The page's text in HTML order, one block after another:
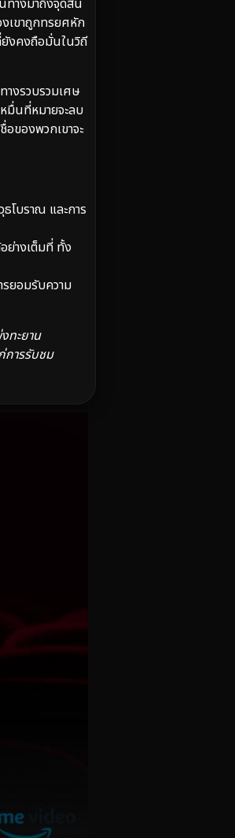
ทางมาถึงจุดสิ้น
เขาถูกทรยศหัก
ยังคงถือมั่นในวิถี
างรวบรวมเศษ
มื่นที่หมายจะลบ
ของพวกเขาจะ
โบราณ และการ
ย่างเต็มที่ ทั้ง
รยอมรับความ
ทะยาน
การรับชม